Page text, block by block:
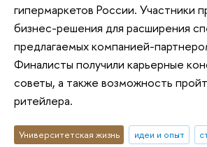
гипермаркетов России. Участники
бизнес-решения для расширения
предлагаемых компанией-
Финалисты получили карьерные
советы, а также возможность
ритейлера.
Университетская жизнь идеи и опыт